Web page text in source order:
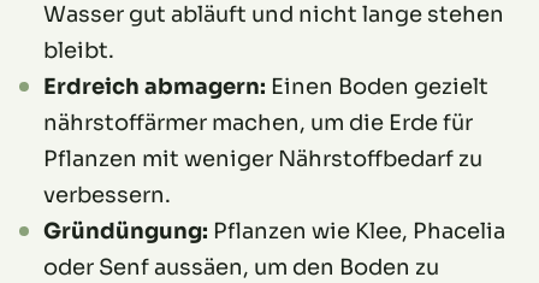
Wasser gut abläuft und nicht lange stehen
bleibt.
Erdreich abmagern: Einen Boden gezielt
nährstoffärmer machen, um die Erde für
Pflanzen mit weniger Nährstoffbedarf zu
verbessern.
Gründüngung: Pflanzen wie Klee, Phacelia
oder Senf aussäen, um den Boden zu